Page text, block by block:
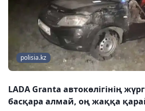
polisia.kz
LADА Granta автокөлігінің
басқара алмай, оң жаққа